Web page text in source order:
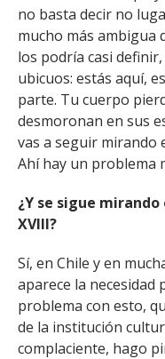
no basta decir no
mucho más ambigua
los podría casi
ubicuos: estás aquí,
parte. Tu cuerpo
desmoronan en sus
vas a seguir mirando
Ahí hay un problema
¿Y se sigue
XVIII?
Sí, en Chile y en
aparece la necesidad
problema con esto,
de la institución
complaciente, hago